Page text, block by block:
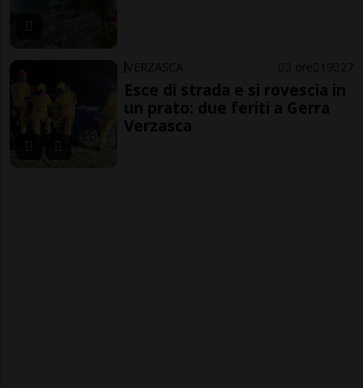
VERZASCA 3 ore 19 27
Esce di strada e si rovescia in
un prato: due feriti a Gerra
Verzasca